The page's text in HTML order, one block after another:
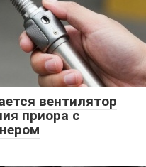
вентилятор
приора с